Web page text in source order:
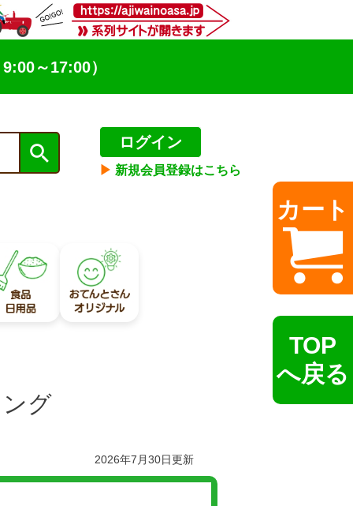
9:00～17:00）
ログイン
▶︎ 新規会員登録はこちら
カート
TOP
へ戻る
グ
2026年7月30日更新